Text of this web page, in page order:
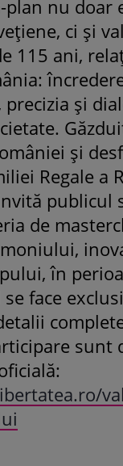
nu doar
ci și
115 ani,
și
și
Regale a
publicul
de
în
face
sunt